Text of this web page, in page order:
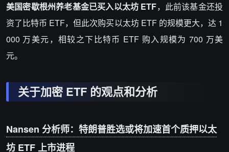
美国密歇根州养老基金已买入以太坊 ETF，此前该基金还投
资了比特币 ETF，但此次购买以太坊 ETF 的规模更大，达 1
000 万美元，相较之下比特币 ETF 购入规模为 700 万美
元。
关于加密 ETF 的观点和分析
Nansen 分析师：特朗普胜选或将加速首个质押以太
坊 ETF 上市进程